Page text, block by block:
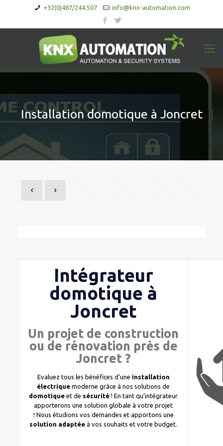
+32(0)487/244.507 info@knx-automation.com
Installation domotique à Joncret
Intégrateur
domotique à
Joncret
Un projet de construction
ou de rénovation près de
Joncret ?
Evaluez tous les bénéfices d’une installation
électrique moderne grâce à nos solutions de
domotique et de sécurité ! En tant qu’intégrateur
apporterons une solution globale à votre projet
! Nous étudions vos demandes et apportons une
solution adaptéeà vos souhaits et votre budget.